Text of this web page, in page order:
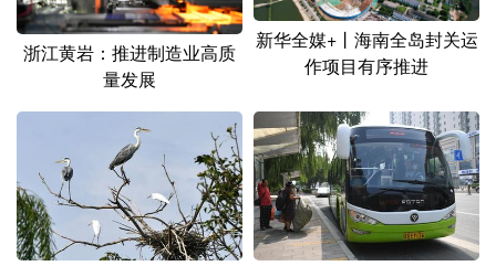
浙江黄岩：推进制造业高质
量发展
新华全媒+丨海南全岛封关运
作项目有序推进